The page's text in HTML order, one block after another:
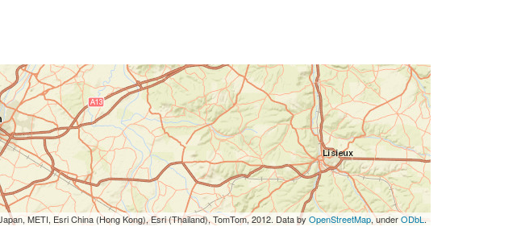
METI, Esri China (Hong Kong), Esri (Thailand), TomTom, 2012. Data byOpenStreetMap, underODbL .